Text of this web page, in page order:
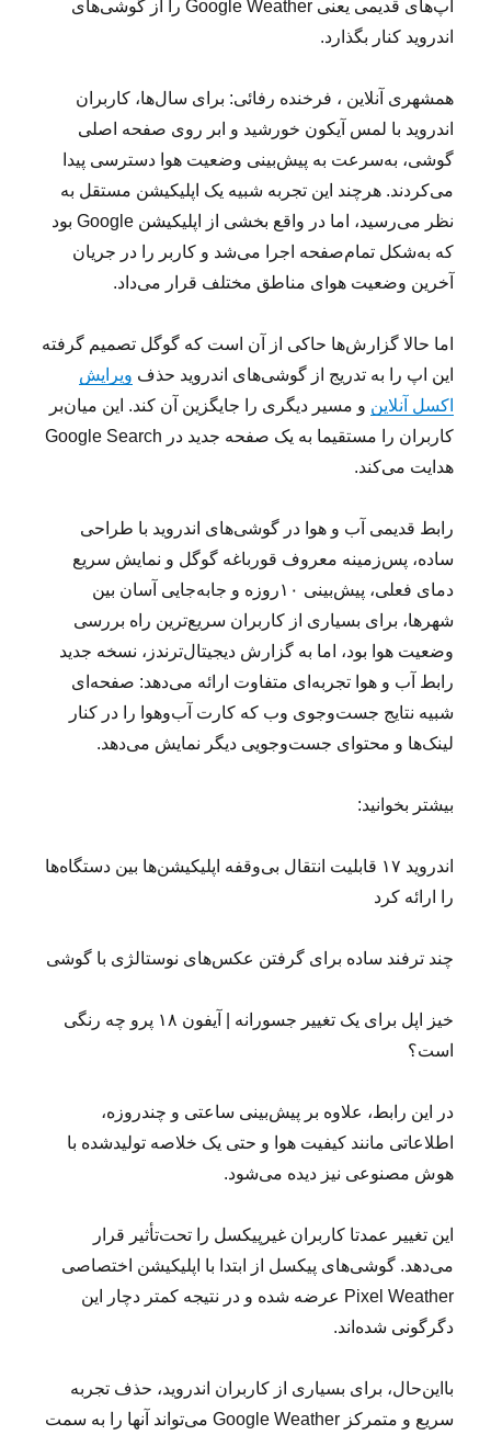
اپ‌های قدیمی یعنی Google Weather را از گوشی‌های
اندروید کنار بگذارد.
همشهری آنلاین ، فرخنده رفائی: برای سال‌ها، کاربران
اندروید با لمس آیکون خورشید و ابر روی صفحه اصلی
گوشی، به‌سرعت به پیش‌بینی وضعیت هوا دسترسی پیدا
می‌کردند. هرچند این تجربه شبیه یک اپلیکیشن مستقل به
نظر می‌رسید، اما در واقع بخشی از اپلیکیشن Google بود
که به‌شکل تمام‌صفحه اجرا می‌شد و کاربر را در جریان
آخرین وضعیت هوای مناطق مختلف قرار می‌داد.
اما حالا گزارش‌ها حاکی از آن است که گوگل تصمیم گرفته
این اپ را به تدریج از گوشی‌های اندروید حذف ویرایش
اکسل آنلاین و مسیر دیگری را جایگزین آن کند. این میان‌بر
کاربران را مستقیما به یک صفحه جدید در Google Search
هدایت می‌کند.
رابط قدیمی آب و هوا در گوشی‌های اندروید با طراحی
ساده، پس‌زمینه معروف قورباغه گوگل و نمایش سریع
دمای فعلی، پیش‌بینی ۱۰روزه و جابه‌جایی آسان بین
شهرها، برای بسیاری از کاربران سریع‌ترین راه بررسی
وضعیت هوا بود، اما به گزارش دیجیتال‌ترندز، نسخه جدید
رابط آب و هوا تجربه‌ای متفاوت ارائه می‌دهد: صفحه‌ای
شبیه نتایج جست‌وجوی وب که کارت آب‌وهوا را در کنار
لینک‌ها و محتوای جست‌وجویی دیگر نمایش می‌دهد.
بیشتر بخوانید:
اندروید ۱۷ قابلیت انتقال بی‌وقفه اپلیکیشن‌ها بین دستگاه‌ها
را ارائه کرد
چند ترفند ساده برای گرفتن عکس‌های نوستالژی با گوشی
خیز اپل برای یک تغییر جسورانه | آیفون ۱۸ پرو چه رنگی‌
است؟
در این رابط، علاوه بر پیش‌بینی ساعتی و چندروزه،
اطلاعاتی مانند کیفیت هوا و حتی یک خلاصه تولیدشده با
هوش مصنوعی نیز دیده می‌شود.
این تغییر عمدتا کاربران غیرپیکسل را تحت‌تأثیر قرار
می‌دهد. گوشی‌های پیکسل از ابتدا با اپلیکیشن اختصاصی
Pixel Weather عرضه شده و در نتیجه کمتر دچار این
دگرگونی شده‌اند.
بااین‌حال، برای بسیاری از کاربران اندروید، حذف تجربه
سریع و متمرکز Google Weather می‌تواند آنها را به سمت